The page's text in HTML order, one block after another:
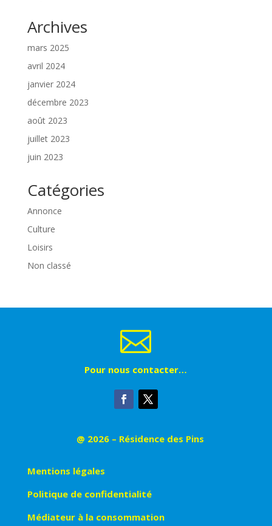
Archives
mars 2025
avril 2024
janvier 2024
décembre 2023
août 2023
juillet 2023
juin 2023
Catégories
Annonce
Culture
Loisirs
Non classé

Pour nous contacter…
@ 2026 – Résidence des Pins
Mentions légales
Politique de confidentialité
Médiateur à la consommation